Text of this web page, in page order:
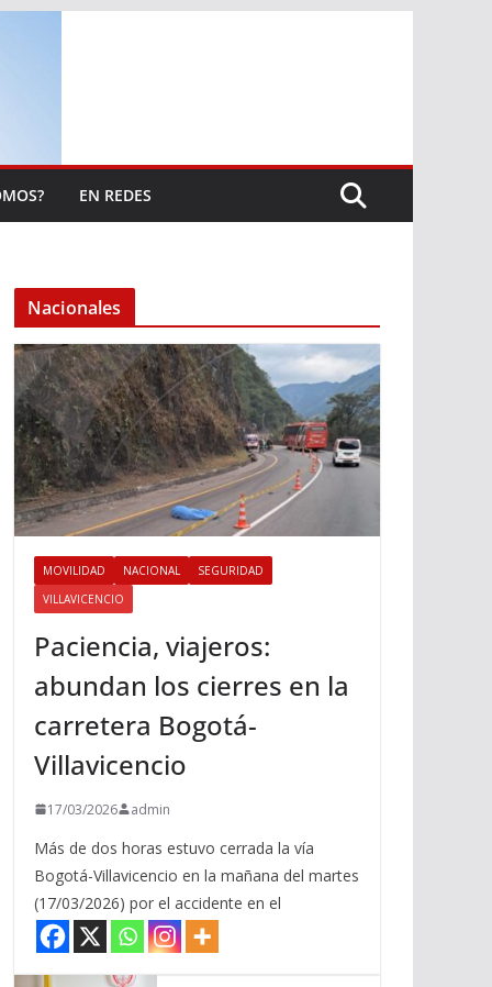
EN REDES
Nacionales
MOVILIDAD NACIONAL
SEGURIDAD
VILLAVICENCIO
Paciencia, viajeros:
abundan los cierres en la
carretera Bogotá-
Villavicencio
17/03/2026 admin
Más de dos horas estuvo cerrada la vía
Bogotá-Villavicencio en la mañana del martes
(17/03/2026) por el accidente en el